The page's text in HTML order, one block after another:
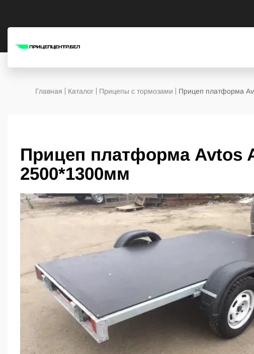
Главная Каталог Прицепы с тормозами Прицеп платформа
Прицеп платформа Avtos
2500*1300мм